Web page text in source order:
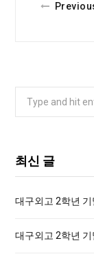
c
f
r
최신 글
대구외고 2학년
대구외고 2학년